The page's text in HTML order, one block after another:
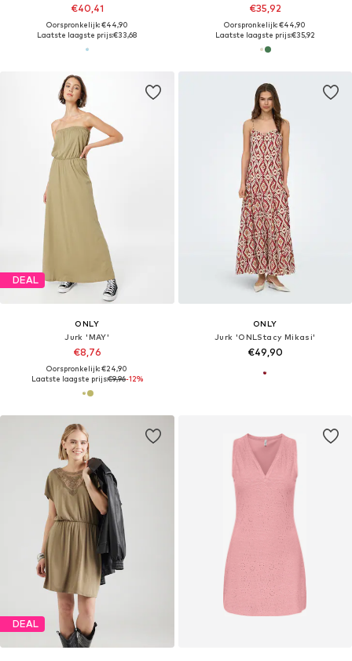
€40,41
Oorspronkelijk: €44,90
Laatste laagste prijs:€33,68
€35,92
Oorspronkelijk: €44,90
Laatste laagste prijs:€35,92
DEAL
ONLY
Jurk 'MAY'
€8,76
Oorspronkelijk: €24,90
Laatste laagste prijs:€9,96-12%
ONLY
Jurk 'ONLStacy Mikasi'
€49,90
DEAL